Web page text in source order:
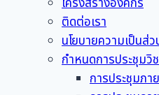
ติดต่อเรา
นโยบายความเป็นส่
กำหนดการประชุมวิ
การประชุมภา